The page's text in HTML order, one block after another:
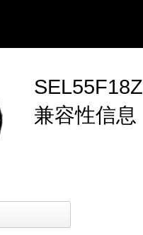
SEL55F18Z
兼容性信息